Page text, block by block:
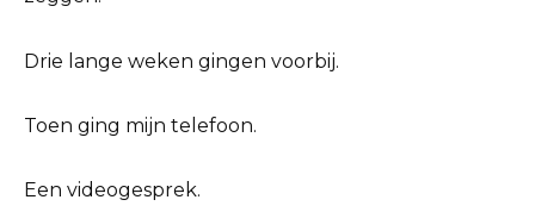
Drie lange weken gingen voorbij.
Toen ging mijn telefoon.
Een videogesprek.